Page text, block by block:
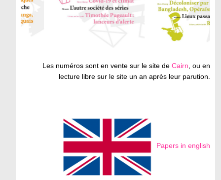
Les numéros sont en vente sur le site deCairn, ou en
lecture libre sur le site un an après leur parution.
Papers in english